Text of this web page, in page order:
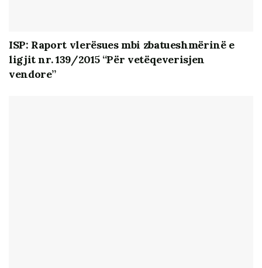
ISP: Raport vlerësues mbi zbatueshmërinë e
ligjit nr. 139/2015 “Për vetëqeverisjen
vendore”